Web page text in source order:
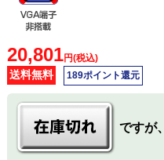
20,801円(税込)
送料無料 189ポイント還元
ですが、